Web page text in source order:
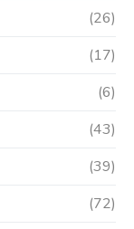
(26)
(17)
(6)
(43)
(39)
(72)